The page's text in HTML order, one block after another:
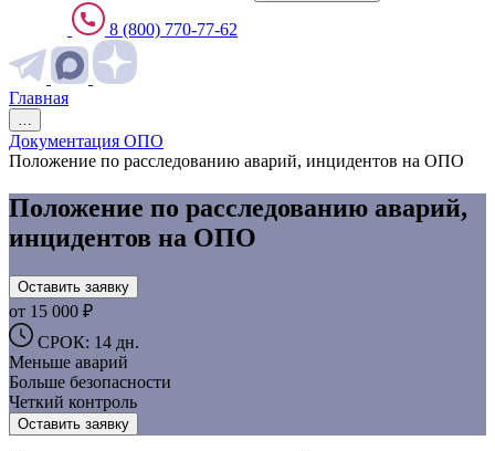
8 (800) 770-77-62
Главная
…
Документация ОПО
Положение по расследованию аварий, инцидентов на ОПО
Положение по расследованию аварий,
инцидентов на ОПО
Оставить заявку
от 15 000 ₽
СРОК: 14 дн.
Меньше аварий
Больше безопасности
Четкий контроль
Оставить заявку